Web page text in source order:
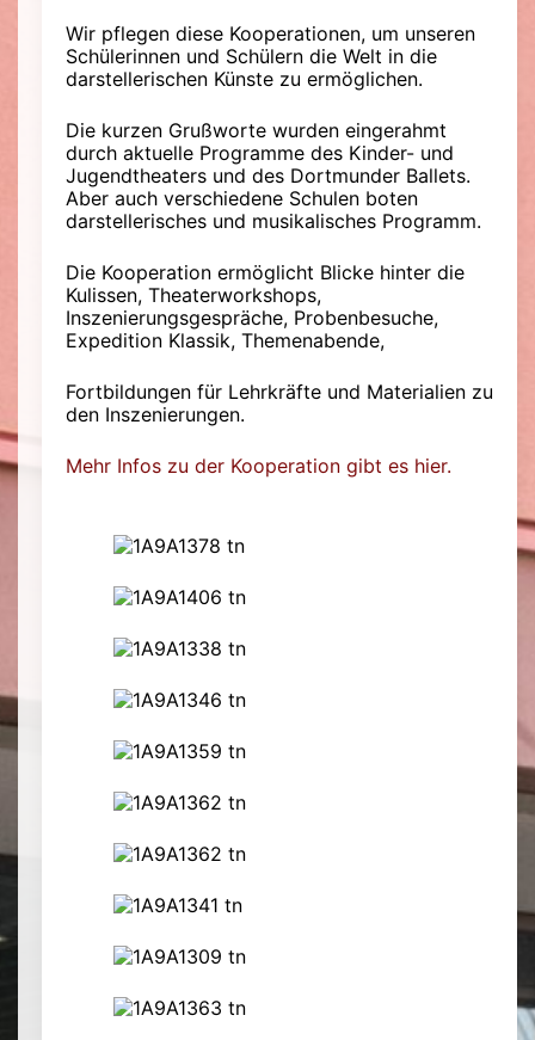
Wir pflegen diese Kooperationen, um unseren
Schülerinnen und Schülern die Welt in die
darstellerischen Künste zu ermöglichen.
Die kurzen Grußworte wurden eingerahmt
durch aktuelle Programme des Kinder- und
Jugendtheaters und des Dortmunder Ballets.
Aber auch verschiedene Schulen boten
darstellerisches und musikalisches Programm.
Die Kooperation ermöglicht Blicke hinter die
Kulissen, Theaterworkshops,
Inszenierungsgespräche, Probenbesuche,
Expedition Klassik, Themenabende,
Fortbildungen für Lehrkräfte und Materialien zu
den Inszenierungen.
Mehr Infos zu der Kooperation gibt es hier.